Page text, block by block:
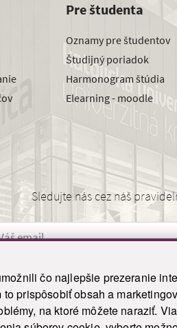
čo najlepšie prezeranie
prispôsobiť obsah a
na ktoré môžete naraziť.
Pre študenta
Oznamy pre študentov
Študijný poriadok
Harmonogram štúdia
Elearning - moodle
Sledujte nás cez náš
Všetky práva vyhradené. | Ochrana osobných
is protected by reCAPTCHA and the Google Privacy